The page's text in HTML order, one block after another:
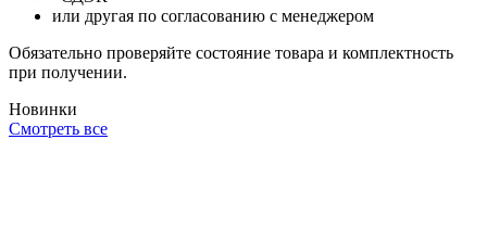
или другая по согласованию с менеджером
Обязательно проверяйте состояние товара и комплектность
при получении.
Новинки
Смотреть все